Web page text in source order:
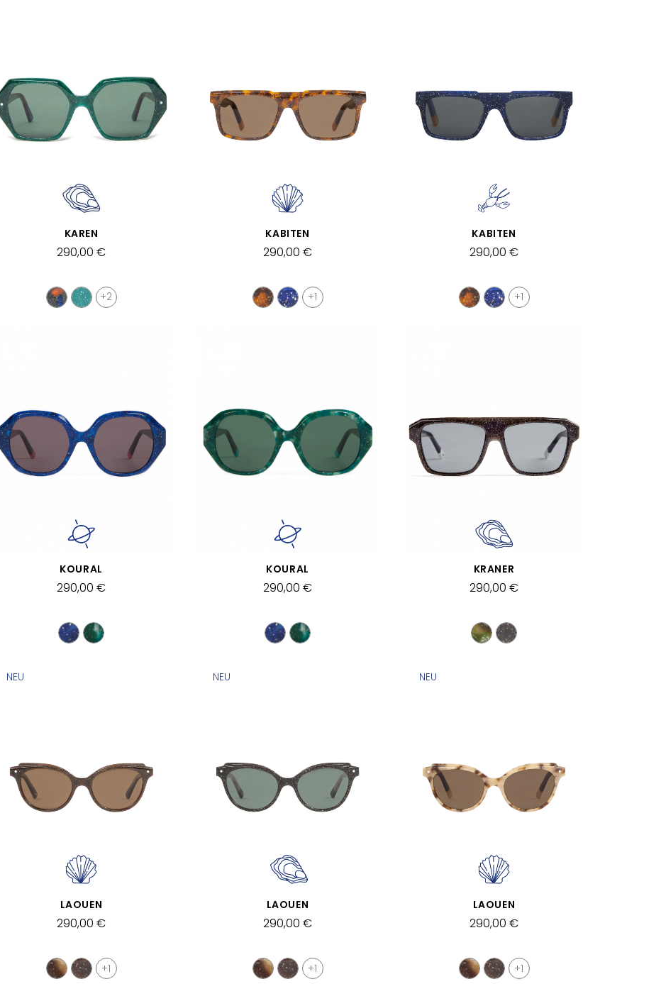
SCHNELLANSICHT
KAREN
290,00 €
+2
SCHNELLANSICHT
KABITEN
290,00 €
+1
SCHNELLANSICHT
KABITEN
290,00 €
+1
SCHNELLANSICHT
KOURAL
290,00 €
SCHNELLANSICHT
KOURAL
290,00 €
SCHNELLANSICHT
KRANER
290,00 €
SCHNELLANSICHT
NEU
LAOUEN
290,00 €
+1
SCHNELLANSICHT
NEU
LAOUEN
290,00 €
+1
SCHNELLANSICHT
NEU
LAOUEN
290,00 €
+1